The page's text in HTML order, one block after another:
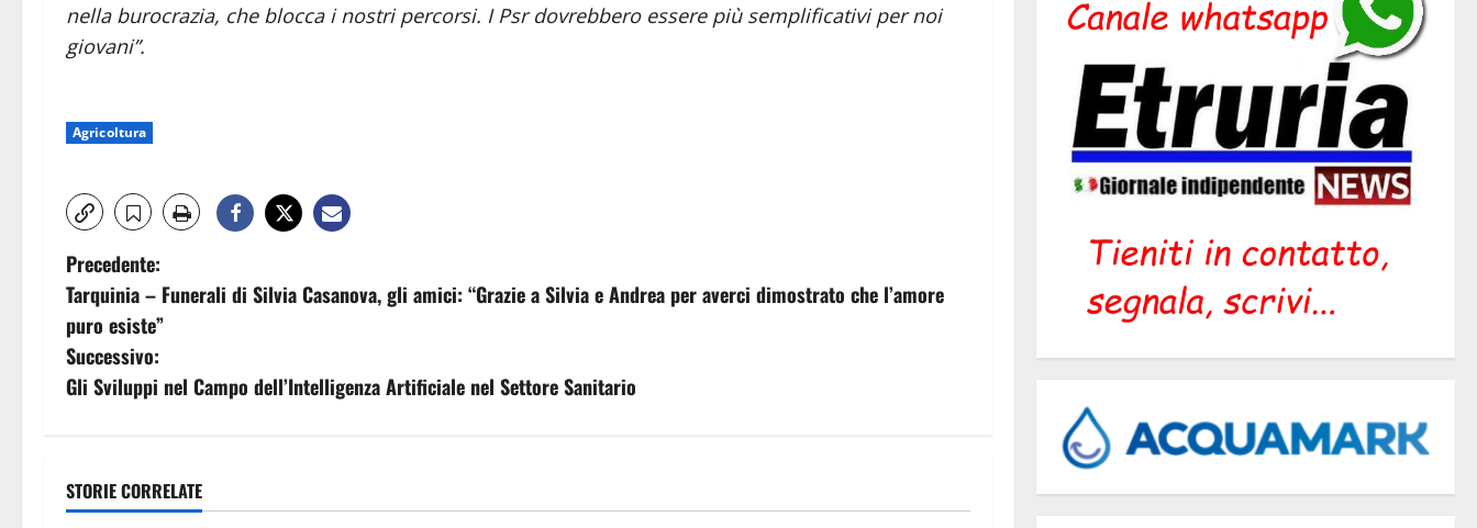
nella burocrazia, che blocca i nostri percorsi. I Psr dovrebbero essere più semplificativi per noi
giovani”.
Agricoltura
N
a
v
i
a
Precedente:
Tarquinia – Funerali di Silvia Casanova, gli amici: “Grazie a Silvia e Andrea per averci dimostrato che l’amore
puro esiste”
Successivo:
Gli Sviluppi nel Campo dell’Intelligenza Artificiale nel Settore Sanitario
STORIE CORRELATE